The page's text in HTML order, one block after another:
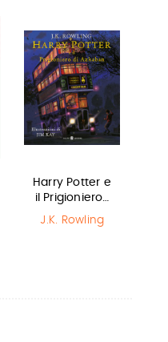
Harry Potter e
il Prigioniero…
J.K. Rowling